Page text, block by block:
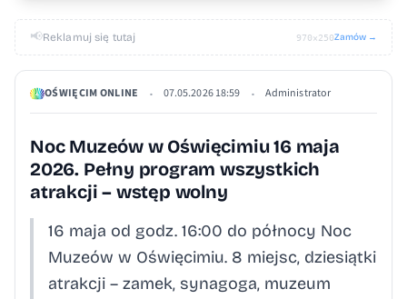
📢Reklamuj się tutaj 970×250Zamów →
OŚWIĘCIM ONLINE • 07.05.2026 18:59 • Administrator
Noc Muzeów w Oświęcimiu 16 maja
2026. Pełny program wszystkich
atrakcji – wstęp wolny
16 maja od godz. 16:00 do północy Noc
Muzeów w Oświęcimiu. 8 miejsc, dziesiątki
atrakcji – zamek, synagoga, muzeum